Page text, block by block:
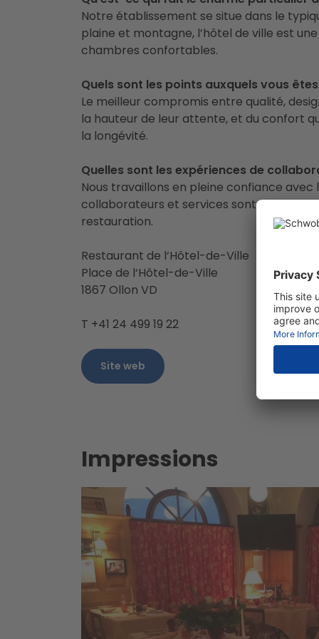
Notre établissement se situe dans le
plaine et montagne, l’hôtel de ville est
chambres confortables.
Quels sont les points auxquels vous
Le meilleur compromis entre qualité,
la hauteur de leur attente, et du confort
la longévité.
Quelles sont les expériences de
Nous travaillons en pleine confiance avec
collaborateurs et services sont à la
restauration.
Restaurant de l‘Hôtel-de-Ville
Place de l‘Hôtel-de-Ville
1867 Ollon VD
T +41 24 499 19 22
Site web
Impressions